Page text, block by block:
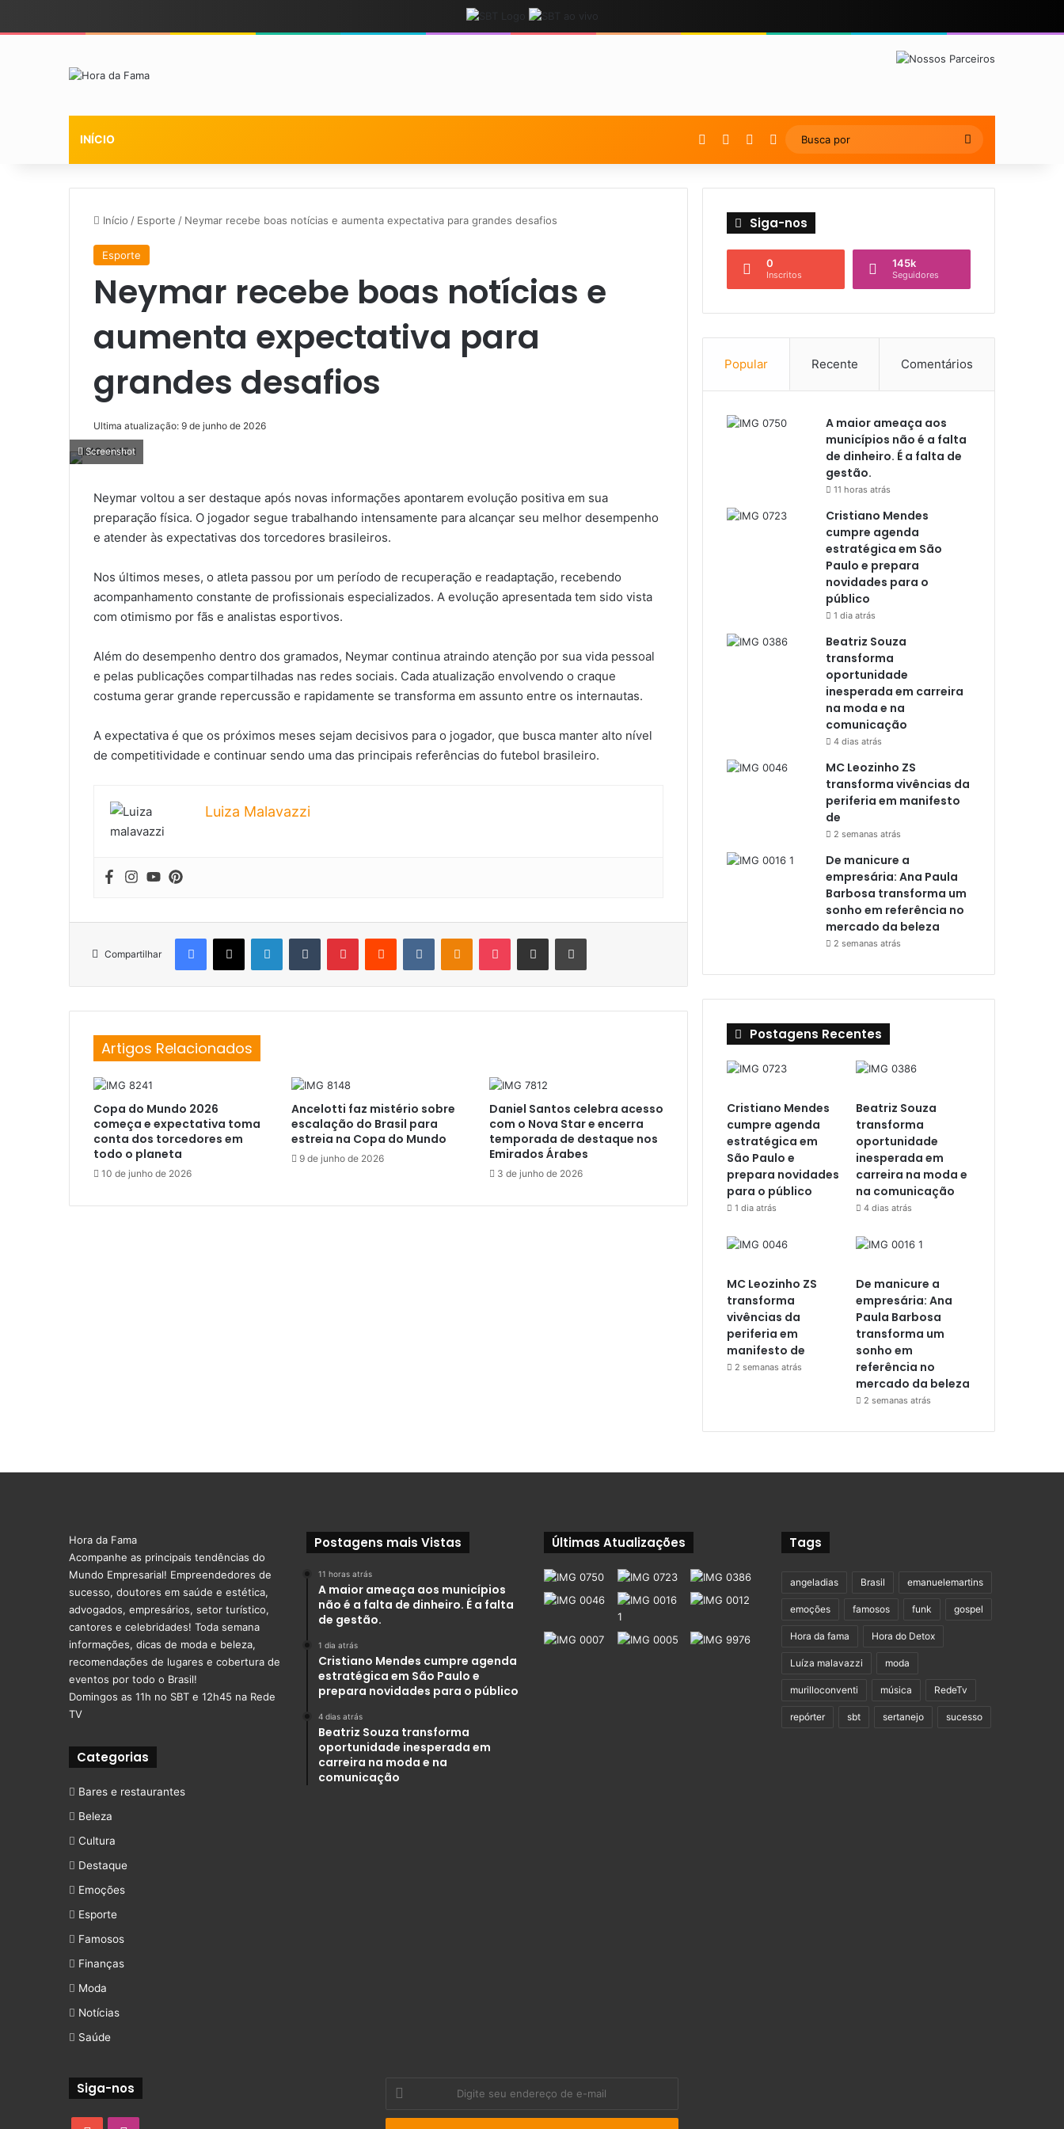
INÍCIO YouTubeInstagramArtigo Aleatório
Switch skin
Busca
por
Início / Esporte / Neymar recebe boas notícias e aumenta expectativa para grandes desafios
Esporte
Neymar recebe boas notícias e
aumenta expectativa para
grandes desafios
Ultima atualização: 9 de junho de 2026
Screenshot
Neymar voltou a ser destaque após novas informações apontarem evolução positiva em sua
preparação física. O jogador segue trabalhando intensamente para alcançar seu melhor desempenho
e atender às expectativas dos torcedores brasileiros.
Nos últimos meses, o atleta passou por um período de recuperação e readaptação, recebendo
acompanhamento constante de profissionais especializados. A evolução apresentada tem sido vista
com otimismo por fãs e analistas esportivos.
Além do desempenho dentro dos gramados, Neymar continua atraindo atenção por sua vida pessoal
e pelas publicações compartilhadas nas redes sociais. Cada atualização envolvendo o craque
costuma gerar grande repercussão e rapidamente se transforma em assunto entre os internautas.
A expectativa é que os próximos meses sejam decisivos para o jogador, que busca manter alto nível
de competitividade e continuar sendo uma das principais referências do futebol brasileiro.
Luiza Malavazzi
Compartilhar
Facebook
X LinkedinTumblr PinterestReddit VK OK Pocket Compartilhar por e-mail Imprimir
Artigos Relacionados
Copa do Mundo 2026
começa e expectativa toma
conta dos torcedores em
todo o planeta
10 de junho de 2026
Ancelotti faz mistério sobre
escalação do Brasil para
estreia na Copa do Mundo
9 de junho de 2026
Daniel Santos celebra acesso
com o Nova Star e encerra
temporada de destaque nos
Emirados Árabes
3 de junho de 2026
Siga-nos
0
Inscritos
145k
Seguidores
Popular Recente Comentários
A maior ameaça aos
municípios não é a falta
de dinheiro. É a falta de
gestão.
11 horas atrás
Cristiano Mendes
cumpre agenda
estratégica em São
Paulo e prepara
novidades para o
público
1 dia atrás
Beatriz Souza
transforma
oportunidade
inesperada em carreira
na moda e na
comunicação
4 dias atrás
MC Leozinho ZS
transforma vivências da
periferia em manifesto
de
2 semanas atrás
De manicure a
empresária: Ana Paula
Barbosa transforma um
sonho em referência no
mercado da beleza
2 semanas atrás
Postagens Recentes
Cristiano Mendes
cumpre agenda
estratégica em
São Paulo e
prepara novidades
para o público
1 dia atrás
Beatriz Souza
transforma
oportunidade
inesperada em
carreira na moda e
na comunicação
4 dias atrás
MC Leozinho ZS
transforma
vivências da
periferia em
manifesto de
2 semanas atrás
De manicure a
empresária: Ana
Paula Barbosa
transforma um
sonho em
referência no
mercado da beleza
2 semanas atrás
Hora da Fama
Acompanhe as principais tendências do
Mundo Empresarial! Empreendedores de
sucesso, doutores em saúde e estética,
advogados, empresários, setor turístico,
cantores e celebridades! Toda semana
informações, dicas de moda e beleza,
recomendações de lugares e cobertura de
eventos por todo o Brasil!
Domingos as 11h no SBT e 12h45 na Rede
TV
Categorias
Bares e restaurantes
Beleza
Cultura
Destaque
Emoções
Esporte
Famosos
Finanças
Moda
Notícias
Saúde
Postagens mais Vistas
11 horas atrás
A maior ameaça aos municípios
não é a falta de dinheiro. É a falta
de gestão.
1 dia atrás
Cristiano Mendes cumpre agenda
estratégica em São Paulo e
prepara novidades para o público
4 dias atrás
Beatriz Souza transforma
oportunidade inesperada em
carreira na moda e na
comunicação
Últimas Atualizações Tags
angeladias Brasil emanuelemartins
emoções famosos funk gospel
Hora da fama Hora do Detox
Luíza malavazzi moda
murilloconventi música RedeTv
repórter sbt sertanejo sucesso
Siga-nos
seu
endereço